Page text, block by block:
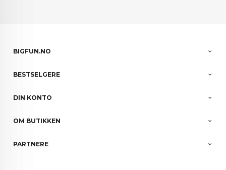
BIGFUN.NO
BESTSELGERE
DIN KONTO
OM BUTIKKEN
PARTNERE